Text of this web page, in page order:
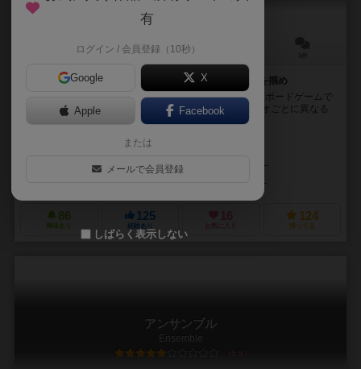
60分前後
箱がそのままダンジョンに。側面から覗き込んで状況を掴め
5x5のダンジョンに仕掛けられた謎を解いてゆく協力型ボードゲームで
す。 内箱の上面にスリットが設けられ、ここにシナリオごとに異なる
「壁」タイルを差し込んでダンジョンを作りま...
アントニオ・ティント（Antonio Tinto）
86
興味あり
125
経験あり
124
持ってる
アンサンブル
Ensemble
5.9
有
ログイン / 会員登録（10秒）
Google X
Apple Facebook
または
メールで会員登録
しばらく表示しない